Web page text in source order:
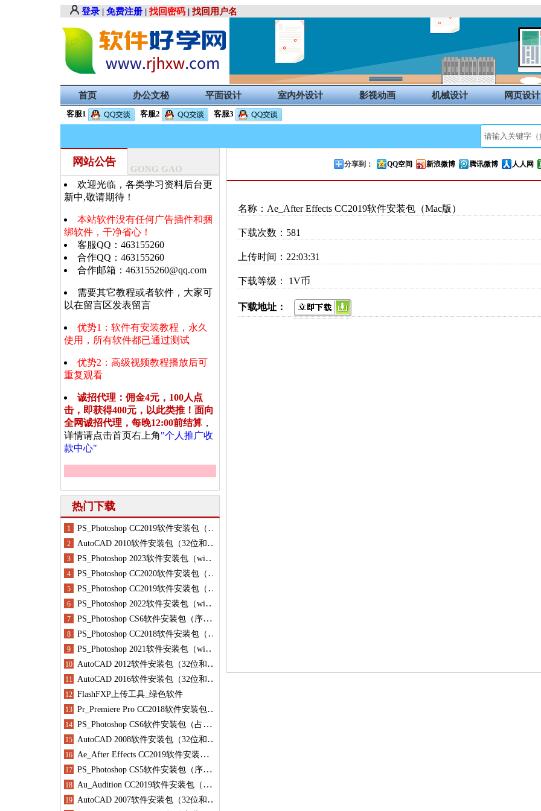
登录| 免费注册| 找回密码| 找回用户名
首页 办公文秘 平面设计 室内外设计 影视动画 机械设计 网页设计
客服1 客服2 客服3
网站公告
GONG GAO
欢迎光临，各类学习资料后台更
新中,敬请期待！
本站软件没有任何广告插件和捆
绑软件，干净省心！
客服QQ：463155260
合作QQ：463155260
合作邮箱：463155260@qq.com
需要其它教程或者软件，大家可
以在留言区发表留言
优势1：软件有安装教程，永久
使用，所有软件都已通过测试
优势2：高级视频教程播放后可
重复观看
诚招代理：佣金4元，100人点
击，即获得400元，以此类推！面向
全网诚招代理，每晚12:00前结算，
详情请点击首页右上角"个人推广收
款中心"
热门下载
分享到： QQ空间 新浪微博 腾讯微博 人人网
名称：Ae_After Effects CC2019软件安装包（Mac版）
下载次数：581
上传时间：22:03:31
下载等级： 1V币
下载地址：